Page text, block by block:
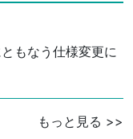
もなう仕様変更に
もっと見る >>